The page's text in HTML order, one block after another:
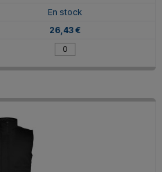
En stock
26,43 €